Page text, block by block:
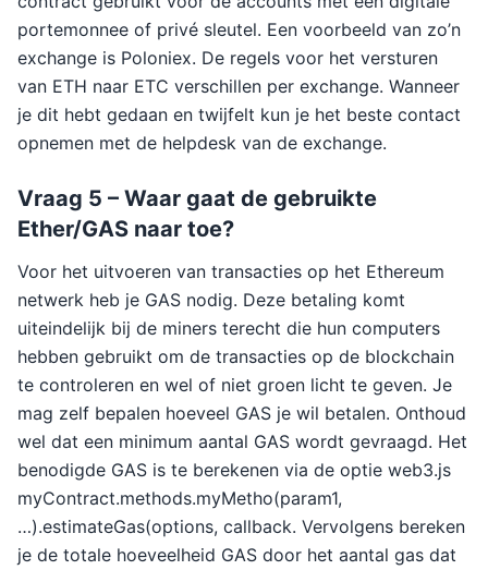
portemonnee of privé sleutel. Een voorbeeld van zo’n
exchange is Poloniex. De regels voor het versturen
van ETH naar ETC verschillen per exchange. Wanneer
je dit hebt gedaan en twijfelt kun je het beste contact
opnemen met de helpdesk van de exchange.
Vraag 5 – Waar gaat de gebruikte
Ether/GAS naar toe?
Voor het uitvoeren van transacties op het Ethereum
netwerk heb je GAS nodig. Deze betaling komt
uiteindelijk bij de miners terecht die hun computers
hebben gebruikt om de transacties op de blockchain
te controleren en wel of niet groen licht te geven. Je
mag zelf bepalen hoeveel GAS je wil betalen. Onthoud
wel dat een minimum aantal GAS wordt gevraagd. Het
benodigde GAS is te berekenen via de optie web3.js
myContract.methods.myMetho(param1,
…).estimateGas(options, callback. Vervolgens bereken
je de totale hoeveelheid GAS door het aantal gas dat